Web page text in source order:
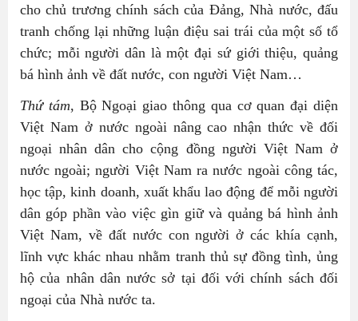
cho chủ trương chính sách của Đảng, Nhà nước, đấu
tranh chống lại những luận điệu sai trái của một số tổ
chức; mỗi người dân là một đại sứ giới thiệu, quảng
bá hình ảnh về đất nước, con người Việt Nam…
Thứ tám, Bộ Ngoại giao thông qua cơ quan đại diện
Việt Nam ở nước ngoài nâng cao nhận thức về đối
ngoại nhân dân cho cộng đồng người Việt Nam ở
nước ngoài; người Việt Nam ra nước ngoài công tác,
học tập, kinh doanh, xuất khẩu lao động để mỗi người
dân góp phần vào việc gìn giữ và quảng bá hình ảnh
Việt Nam, về đất nước con người ở các khía cạnh,
lĩnh vực khác nhau nhằm tranh thủ sự đồng tình, ủng
hộ của nhân dân nước sở tại đối với chính sách đối
ngoại của Nhà nước ta.